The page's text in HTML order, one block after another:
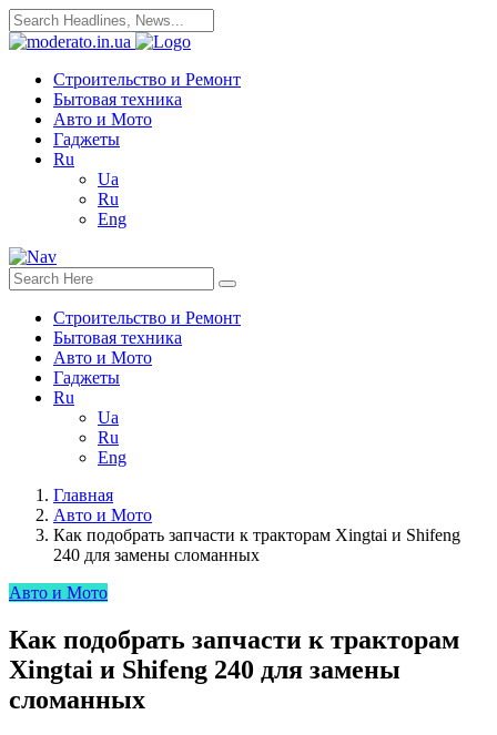
Строительство и Ремонт
Бытовая техника
Авто и Мото
Гаджеты
Ru
Ua
Ru
Eng
Строительство и Ремонт
Бытовая техника
Авто и Мото
Гаджеты
Ru
Ua
Ru
Eng
Главная
Авто и Мото
Как подобрать запчасти к тракторам Xingtai и Shifeng
240 для замены сломанных
Авто и Мото
Как подобрать запчасти к тракторам
Xingtai и Shifeng 240 для замены
сломанных